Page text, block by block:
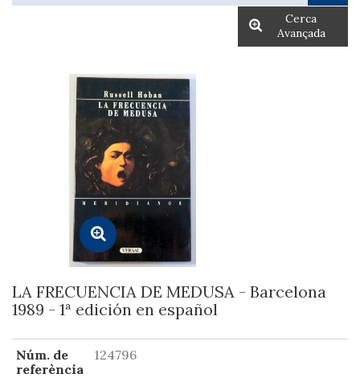
Cerca
Avançada
LA FRECUENCIA DE MEDUSA - Barcelona
1989 - 1ª edición en español
Núm. de
referència
124796